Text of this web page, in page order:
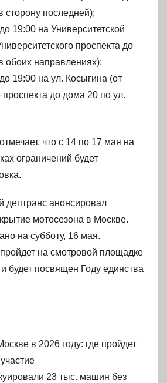
сторону последней);
19:00 на Университетской
проспекта до
обоих направлениях);
19:00 на ул. Косыгина (от
проспекта до дома 20 по ул.
что с 14 по 17 мая на
ограничений будет
дептранс анонсировал
мотосезона в Москве.
на субботу, 16 мая.
на смотровой площадке
будет посвящен Году единства
в 2026 году: где пройдет
23 тыс. машин без